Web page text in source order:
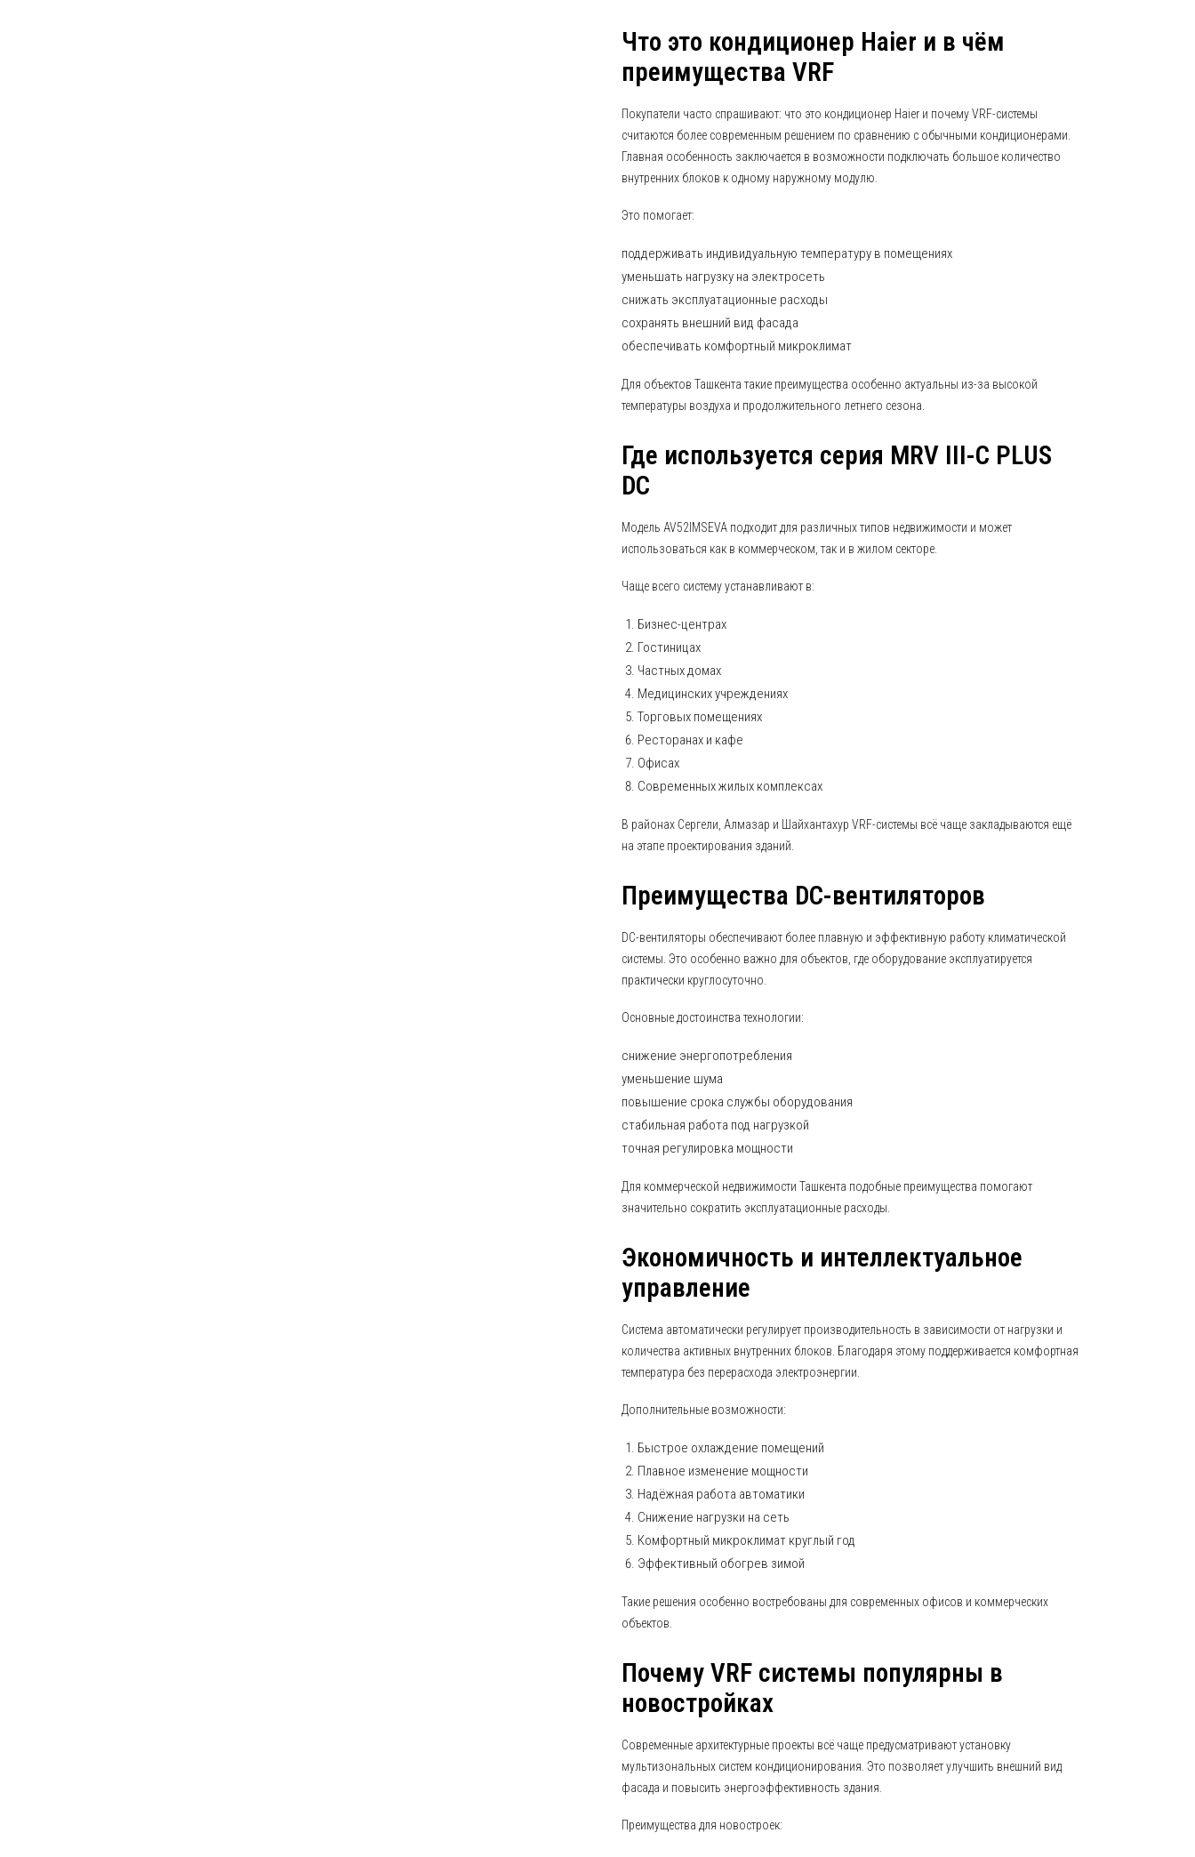
Что это кондиционер Haier и в чём
преимущества VRF
Покупатели часто спрашивают: что это кондиционер Haier и почему VRF-системы
считаются более современным решением по сравнению с обычными кондиционерами.
Главная особенность заключается в возможности подключать большое количество
внутренних блоков к одному наружному модулю.
Это помогает:
поддерживать индивидуальную температуру в помещениях
уменьшать нагрузку на электросеть
снижать эксплуатационные расходы
сохранять внешний вид фасада
обеспечивать комфортный микроклимат
Для объектов Ташкента такие преимущества особенно актуальны из-за высокой
температуры воздуха и продолжительного летнего сезона.
Где используется серия MRV III-C PLUS
DC
Модель AV52IMSEVA подходит для различных типов недвижимости и может
использоваться как в коммерческом, так и в жилом секторе.
Чаще всего систему устанавливают в:
Бизнес-центрах
Гостиницах
Частных домах
Медицинских учреждениях
Торговых помещениях
Ресторанах и кафе
Офисах
Современных жилых комплексах
В районах Сергели, Алмазар и Шайхантахур VRF-системы всё чаще закладываются ещё
на этапе проектирования зданий.
Преимущества DC-вентиляторов
DC-вентиляторы обеспечивают более плавную и эффективную работу климатической
системы. Это особенно важно для объектов, где оборудование эксплуатируется
практически круглосуточно.
Основные достоинства технологии:
снижение энергопотребления
уменьшение шума
повышение срока службы оборудования
стабильная работа под нагрузкой
точная регулировка мощности
Для коммерческой недвижимости Ташкента подобные преимущества помогают
значительно сократить эксплуатационные расходы.
Экономичность и интеллектуальное
управление
Система автоматически регулирует производительность в зависимости от нагрузки и
количества активных внутренних блоков. Благодаря этому поддерживается комфортная
температура без перерасхода электроэнергии.
Дополнительные возможности:
Быстрое охлаждение помещений
Плавное изменение мощности
Надёжная работа автоматики
Снижение нагрузки на сеть
Комфортный микроклимат круглый год
Эффективный обогрев зимой
Такие решения особенно востребованы для современных офисов и коммерческих
объектов.
Почему VRF системы популярны в
новостройках
Современные архитектурные проекты всё чаще предусматривают установку
мультизональных систем кондиционирования. Это позволяет улучшить внешний вид
фасада и повысить энергоэффективность здания.
Преимущества для новостроек: